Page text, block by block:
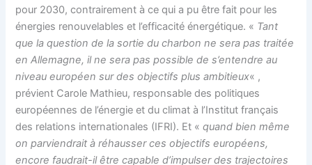
pour 2030, contrairement à ce qui a pu être fait pour les
énergies renouvelables et l’efficacité énergétique. « Tant
que la question de la sortie du charbon ne sera pas traitée
en Allemagne, il ne sera pas possible de s’entendre au
niveau européen sur des objectifs plus ambitieux« ,
prévient Carole Mathieu, responsable des politiques
européennes de l’énergie et du climat à l’Institut français
des relations internationales (IFRI). Et «quand bien même
on parviendrait à réhausser ces objectifs européens,
encore faudrait-il être capable d’impulser des trajectoires